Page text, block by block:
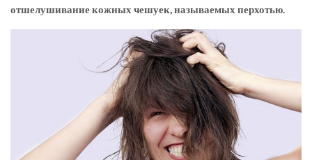
отшелушивание кожных чешуек, называемых перхотью.